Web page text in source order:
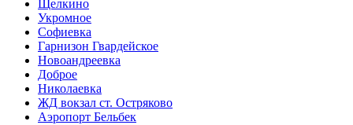
Щелкино
Укромное
Софиевка
Гарнизон Гвардейское
Новоандреевка
Доброе
Николаевка
ЖД вокзал ст. Остряково
Аэропорт Бельбек